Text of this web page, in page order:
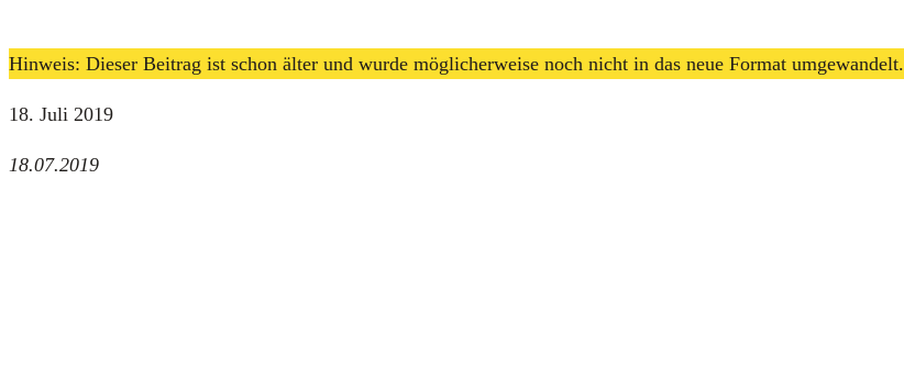
Hinweis: Dieser Beitrag ist schon älter und wurde möglicherweise noch nicht in das neue Format umgewandelt.
18. Juli 2019
18.07.2019